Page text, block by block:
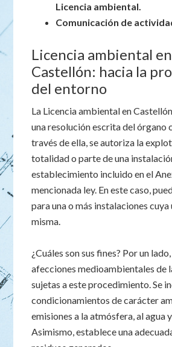
Licencia ambiental.
Comunicación de
Licencia ambiental en
Castellón: hacia la
del entorno
La Licencia ambiental en
una resolución escrita del órgano
través de ella, se autoriza la
totalidad o parte de una
establecimiento incluido en el
mencionada ley. En este caso,
para una o más instalaciones
misma.
¿Cuáles son sus fines? Por un
afecciones medioambientales de
sujetas a este procedimiento. Se
condicionamientos de carácter
emisiones a la atmósfera, al agua
Asimismo, establece una